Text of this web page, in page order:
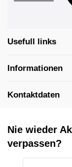
Usefull links
Informationen
Kontaktdaten
Nie wieder
verpassen?